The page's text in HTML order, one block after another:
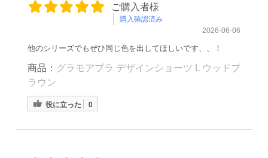
ご購入者様
購入確認済み
2026-06-06
他のシリーズでもぜひ同じ色を出してほしいです、、！
商品： グラモアブラ デザインショーツ L ウッドブ
ラウン
役に立った 0